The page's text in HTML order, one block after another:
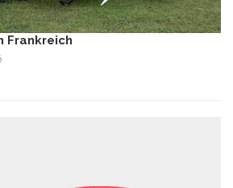
Frankreich